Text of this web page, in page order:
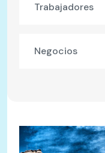
Trabajadores
Negocios